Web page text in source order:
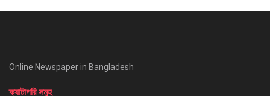
Online Newspaper in Bangladesh
ক্যাটাগরি সমুহ